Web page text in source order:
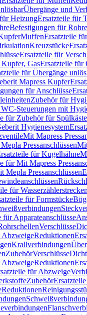
Übergänge und
HeizungErsatzteile für
Befestigungen für Rohre
MuffenErsatzteile
Kreuzstücke
Ersatzteile für
GasErsatzteile für
für Übergänge
Mapress Kupfer
für Anschlüsse
Zubehör für
Steuerungen mit
für Zubehör für
Hygienesystem
Mit Mapress
Pressanschlüssen
für Kugelhähne
für Mit Mapress
Mepla Pressanschlüssen
für
für Formstücke
für Apparateanschlüsse
Verschlüsse
AbzweigeReduktionen
Krallverbindungen
ZubehörVerschlüsse
AbzweigeReduktionen
für Abzweige
Zubehör
Reduktionen